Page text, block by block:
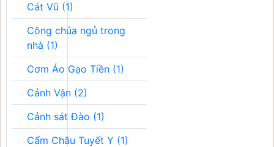
Cát Vũ (1)
Công chúa ngủ trong
nhà (1)
Cơm Áo Gạo Tiền (1)
Cảnh Vận (2)
Cảnh sát Đào (1)
Cẩm Châu Tuyết Y (1)